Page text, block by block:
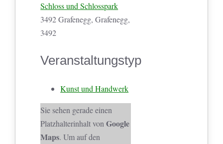
Schloss und Schlosspark
3492 Grafenegg, Grafenegg,
3492
Veranstaltungstyp
Kunst und Handwerk
Sie sehen gerade einen
Platzhalterinhalt vonGoogle
Maps. Um auf den